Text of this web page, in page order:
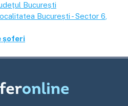
București
București - Sector 6
șoferi